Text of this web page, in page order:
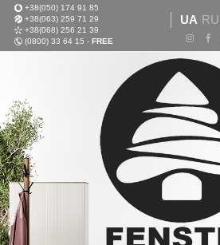
+38(050) 174 91 85
+38(063) 259 71 29
+38(068) 256 21 39
(0800) 33 64 15 - FREE
UA RU